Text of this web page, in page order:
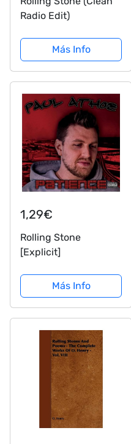
Radio Edit)
Más Info
1,29€
Rolling Stone
[Explicit]
Más Info